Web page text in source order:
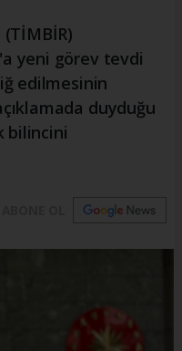
yeni görev tevdi
edilmesinin
duyduğu
bilincini